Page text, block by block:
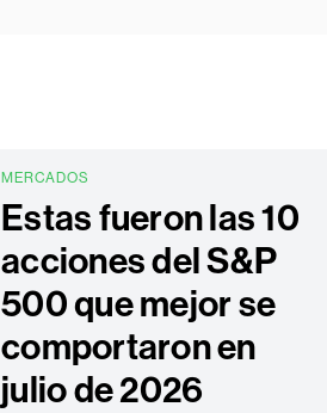
MERCADOS
Estas fueron las 10
acciones del S&P
500 que mejor se
comportaron en
julio de 2026